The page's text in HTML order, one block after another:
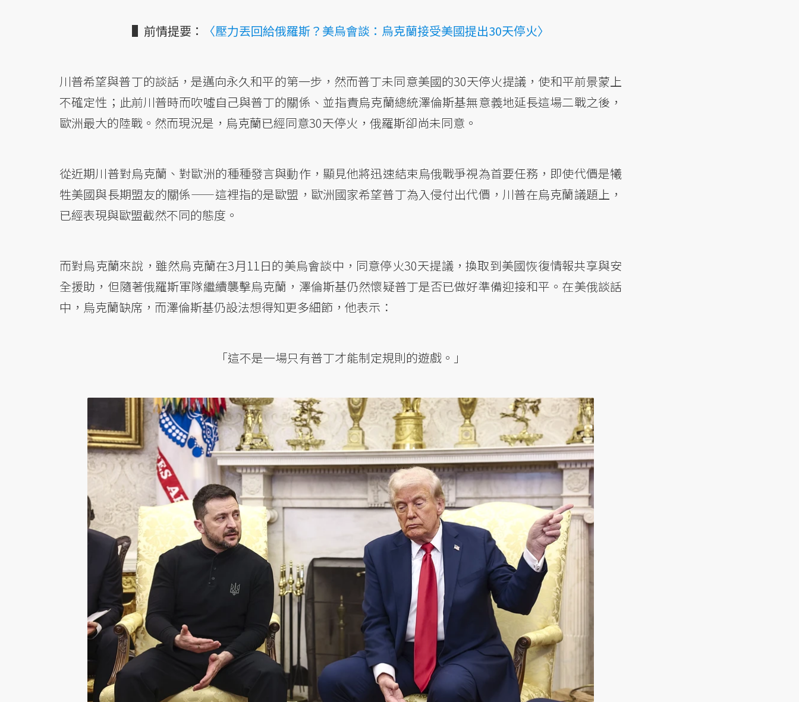
▌前情提要： 〈壓力丟回給俄羅斯？美烏會談：烏克蘭接受美國提出30天停火〉
川普希望與普丁的談話，是邁向永久和平的第一步，然而普丁未同意美國的30天停火提議，使和平前景蒙上
不確定性；此前川普時而吹噓自己與普丁的關係、並指責烏克蘭總統澤倫斯基無意義地延長這場二戰之後，
歐洲最大的陸戰。然而現況是，烏克蘭已經同意30天停火，俄羅斯卻尚未同意。
從近期川普對烏克蘭、對歐洲的種種發言與動作，顯見他將迅速結束烏俄戰爭視為首要任務，即使代價是犧
牲美國與長期盟友的關係——這裡指的是歐盟，歐洲國家希望普丁為入侵付出代價，川普在烏克蘭議題上，
已經表現與歐盟截然不同的態度。
而對烏克蘭來說，雖然烏克蘭在3月11日的美烏會談中，同意停火30天提議，換取到美國恢復情報共享與安
全援助，但隨著俄羅斯軍隊繼續襲擊烏克蘭，澤倫斯基仍然懷疑普丁是否已做好準備迎接和平。在美俄談話
中，烏克蘭缺席，而澤倫斯基仍設法想得知更多細節，他表示：
「這不是一場只有普丁才能制定規則的遊戲。」